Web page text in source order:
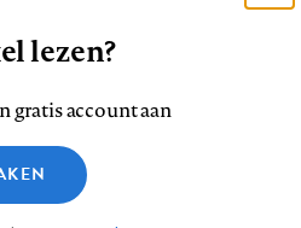
ons
YouTube
ons
Privacy
vragen verdienen
antwoorden
lezen?
gratis account aan